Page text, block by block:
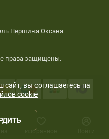
0
Избранное
Першина Оксана
права защищены.
вы соглашаетесь на
cookie